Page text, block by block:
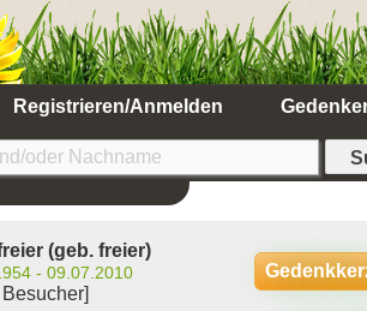
Registrieren/Anmelden
(geb. freier)
- 09.07.2010